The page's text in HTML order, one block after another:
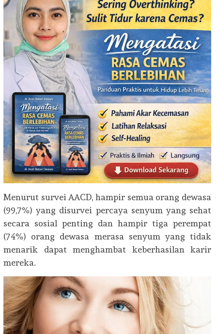
Menurut survei AACD,hampir semua orang dewasa
(99,7%)yang disurvei percaya senyum yang sehat
secara sosial penting dan hampir tiga perempat
(74%) orang dewasa merasa senyum yang tidak
menarik
dapat menghambat keberhasilan
karir
mereka.